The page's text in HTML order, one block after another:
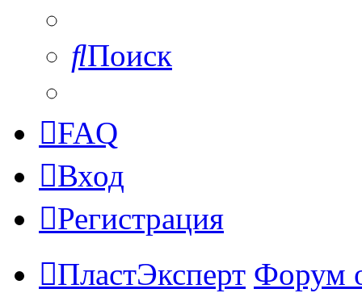
Поиск
FAQ
Вход
Регистрация
ПластЭксперт Форум